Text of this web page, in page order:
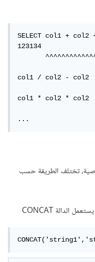
SELECT col1 +
123134
       ^^^^^^^^^^^^^^^^^^
col1 / col2 - col2
col1 * col2 * col2
...
تختلف الطريقة حسب